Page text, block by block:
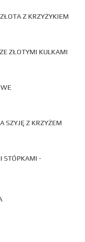
Z KRZYŻYKIEM
ZŁOTYMI KULKAMI
SZYJĘ Z KRZYŻEM
STÓPKAMI -